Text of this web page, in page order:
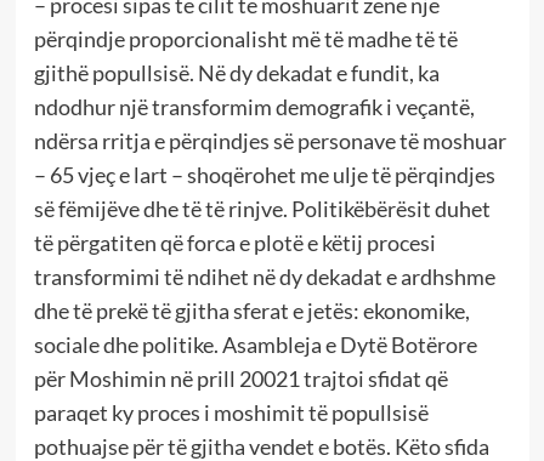
përqindje proporcionalisht më të madhe të të
gjithë popullsisë. Në dy dekadat e fundit, ka
ndodhur një transformim demografik i veçantë,
ndërsa rritja e përqindjes së personave të moshuar
– 65 vjeç e lart – shoqërohet me ulje të përqindjes
së fëmijëve dhe të të rinjve. Politikëbërësit duhet
të përgatiten që forca e plotë e këtij procesi
transformimi të ndihet në dy dekadat e ardhshme
dhe të prekë të gjitha sferat e jetës: ekonomike,
sociale dhe politike. Asambleja e Dytë Botërore
për Moshimin në prill 20021 trajtoi sfidat që
paraqet ky proces i moshimit të popullsisë
pothuajse për të gjitha vendet e botës. Këto sfida